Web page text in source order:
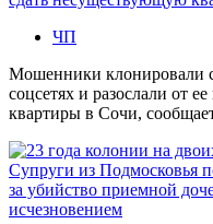
ЧП
Мошенники клонировали
соцсетях и разослали от
квартиры в Сочи,
Супруги из Подмосковья
за убийство приемной
исчезновением